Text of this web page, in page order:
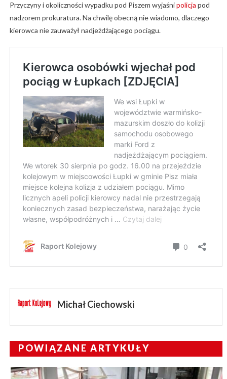
Przyczyny i okoliczności wypadku pod Piszem wyjaśnipolicja pod
nadzorem prokuratura. Na chwilę obecną nie wiadomo, dlaczego
kierowca nie zauważył nadjeżdżającego pociągu.
Michał Ciechowski
POWIĄZANE ARTYKUŁY